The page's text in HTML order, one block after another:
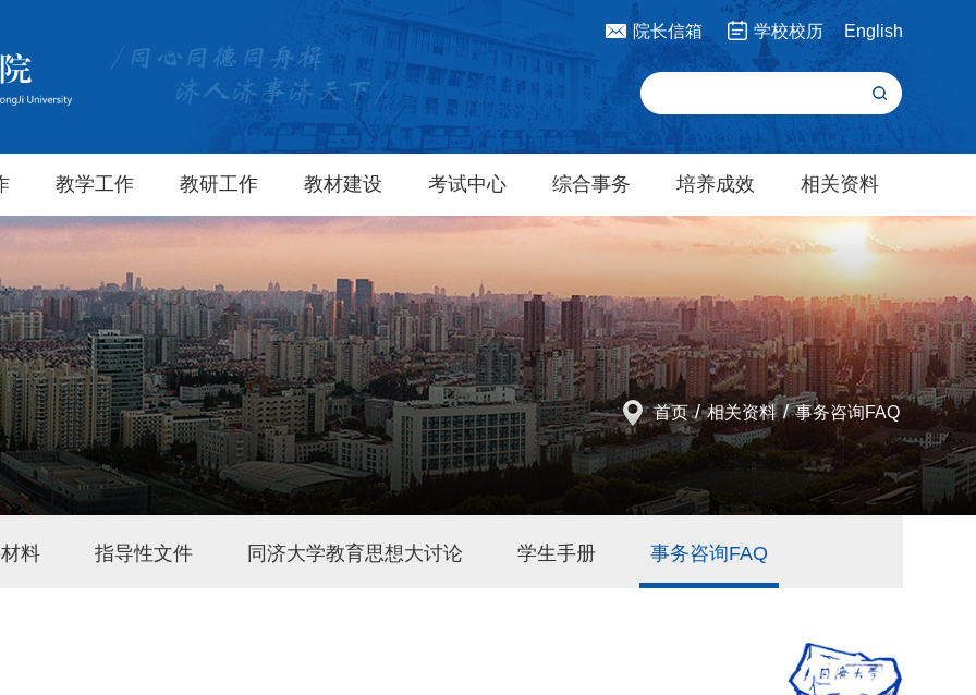
院长信箱 学校校历 English
教学工作 教研工作 教材建设 考试中心 综合事务 培养成效 相关资料
首页 / 相关资料 / 事务咨询FAQ
料 指导性文件 同济大学教育思想大讨论 学生手册 事务咨询FAQ